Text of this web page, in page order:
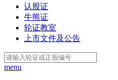
认股证
牛熊证
轮证教室
上市文件及公告
menu